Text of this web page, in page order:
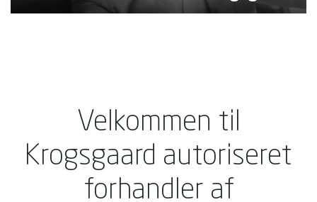
Velkommen til
Krogsgaard autoriseret
forhandler af